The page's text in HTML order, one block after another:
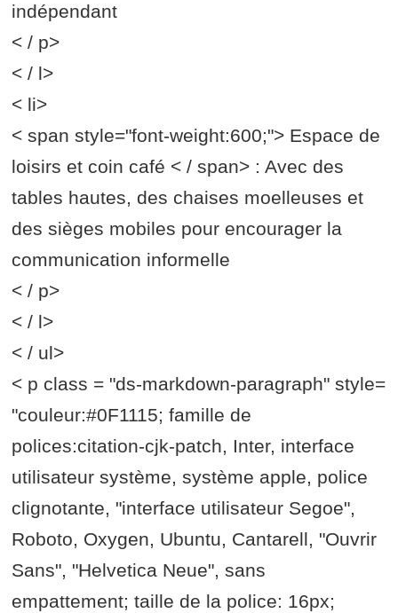
indépendant
< / p>
< / l>
< li>
< span style="font-weight:600;"> Espace de
loisirs et coin café < / span> : Avec des
tables hautes, des chaises moelleuses et
des sièges mobiles pour encourager la
communication informelle
< / p>
< / l>
< / ul>
< p class = "ds-markdown-paragraph" style=
"couleur:#0F1115; famille de
polices:citation-cjk-patch, Inter, interface
utilisateur système, système apple, police
clignotante, "interface utilisateur Segoe",
Roboto, Oxygen, Ubuntu, Cantarell, "Ouvrir
Sans", "Helvetica Neue", sans
empattement; taille de la police: 16px;